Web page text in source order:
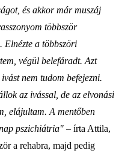
és akkor már muszáj
többször
Elnézte a többszöri
végül belefáradt. Azt
nem tudom befejezni.
az ivással, de az elvonási
elájultam. A mentőben
pszichiátria" – írta Attila,
a rehabra, majd pedig